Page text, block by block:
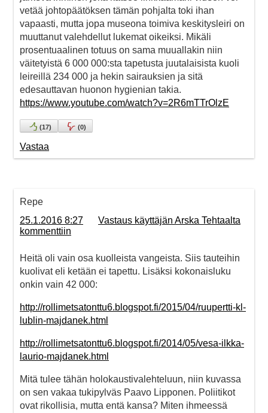
vetää johtopäätöksen tämän pohjalta toki ihan
vapaasti, mutta jopa museona toimiva keskitysleiri on
muuttanut valehdellut lukemat oikeiksi. Mikäli
prosentuaalinen totuus on sama muuallakin niin
väitetyistä 6 000 000:sta tapetusta juutalaisista kuoli
leireillä 234 000 ja hekin sairauksien ja sitä
edesauttavan huonon hygienian takia.
https://www.youtube.com/watch?v=2R6mTTrOlzE
(17) (0)
Vastaa
Repe
25.1.2016 8:27
Vastaus käyttäjän Arska Tehtaalta
kommenttiin
Heitä oli vain osa kuolleista vangeista. Siis tauteihin
kuolivat eli ketään ei tapettu. Lisäksi kokonaisluku
onkin vain 42 000:
http://rollimetsatonttu6.blogspot.fi/2015/04/ruupertti-kl-
lublin-majdanek.html
http://rollimetsatonttu6.blogspot.fi/2014/05/vesa-ilkka-
laurio-majdanek.html
Mitä tulee tähän holokaustivalehteluun, niin kuvassa
on sen vakaa tukipylväs Paavo Lipponen. Poliitikot
ovat rikollisia, mutta entä kansa? Miten ihmeessä